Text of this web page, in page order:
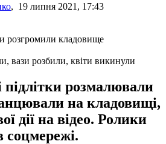
, 19 липня 2021, 17:43
вази розбили, квіти викинули
розмалювали
на кладовищі,
дії на відео. Ролики
соцмережі.